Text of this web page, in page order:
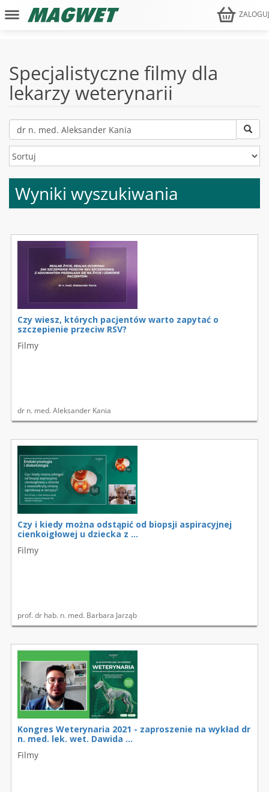
Specjalistyczne filmy dla
lekarzy weterynarii
Wyniki wyszukiwania
Czy wiesz, których pacjentów warto zapytać o
szczepienie przeciw RSV?
Filmy
dr n. med. Aleksander Kania
Czy i kiedy można odstąpić od biopsji aspiracyjnej
cienkoigłowej u dziecka z ...
Filmy
prof. dr hab. n. med. Barbara Jarząb
Kongres Weterynaria 2021 - zaproszenie na wykład dr
n. med. lek. wet. Dawida ...
Filmy